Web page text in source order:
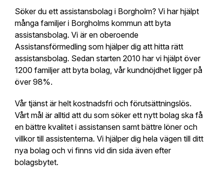
Söker du ett assistansbolag i Borgholm? Vi har hjälpt
många familjer i Borgholms kommun att byta
assistansbolag. Vi är en oberoende
Assistansförmedling som hjälper dig att hitta rätt
assistansbolag. Sedan starten 2010 har vi hjälpt över
1200 familjer att byta bolag, vår kundnöjdhet ligger på
över 98%.
Vår tjänst är helt kostnadsfri och förutsättningslös.
Vårt mål är alltid att du som söker ett nytt bolag ska få
en bättre kvalitet i assistansen samt bättre löner och
villkor till assistenterna. Vi hjälper dig hela vägen till ditt
nya bolag och vi finns vid din sida även efter
bolagsbytet.